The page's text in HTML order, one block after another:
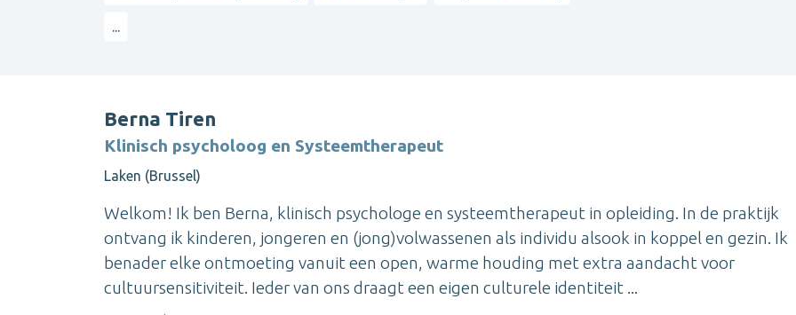
...
Berna Tiren
Klinisch psycholoog en Systeemtherapeut
Laken (Brussel)
Welkom! Ik ben Berna, klinisch psychologe en systeemtherapeut in opleiding. In de praktijk
ontvang ik kinderen, jongeren en (jong)volwassenen als individu alsook in koppel en gezin. Ik
benader elke ontmoeting vanuit een open, warme houding met extra aandacht voor
cultuursensitiviteit. Ieder van ons draagt een eigen culturele identiteit ...